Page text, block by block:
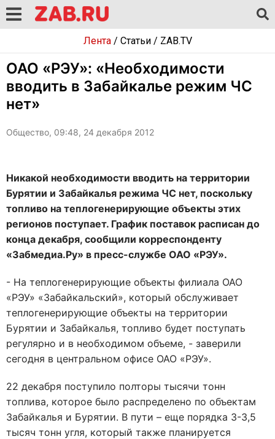
Лента/ Статьи/ ZAB.TV
ОАО «РЭУ»: «Необходимости
вводить в Забайкалье режим ЧС
нет»
Общество, 09:48, 24 декабря 2012
Никакой необходимости вводить на территории
Бурятии и Забайкалья режима ЧС нет, поскольку
топливо на теплогенерирующие объекты этих
регионов поступает. График поставок расписан до
конца декабря, сообщили корреспонденту
«Забмедиа.Ру» в пресс-службе ОАО «РЭУ».
- На теплогенерирующие объекты филиала ОАО
«РЭУ» «Забайкальский», который обслуживает
теплогенерирующие объекты на территории
Бурятии и Забайкалья, топливо будет поступать
регулярно и в необходимом объеме, - заверили
сегодня в центральном офисе ОАО «РЭУ».
22 декабря поступило полторы тысячи тонн
топлива, которое было распределено по объектам
Забайкалья и Бурятии. В пути – еще порядка 3-3,5
тысяч тонн угля, который также планируется